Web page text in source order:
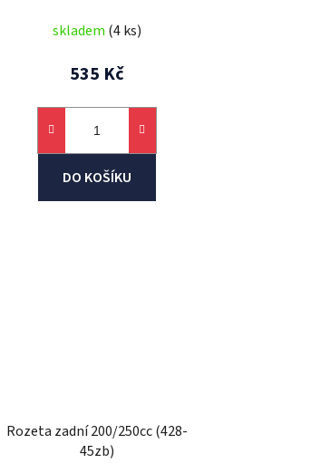
skladem (4 ks)
535 Kč
DO KOŠÍKU
Rozeta zadní 200/250cc (428-
45zb)